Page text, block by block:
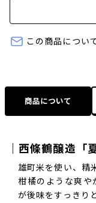
この商品につい
商品について
｜西條鶴醸造「
雄町米を使い、精
柑橘のような爽や
が後味をすっきり